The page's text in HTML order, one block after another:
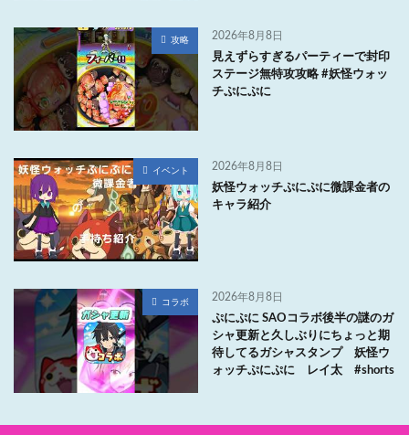
攻略 2026年8月8日
見えずらすぎるパーティーで封印
ステージ無特攻攻略 #妖怪ウォッ
チぷにぷに
イベント 2026年8月8日
妖怪ウォッチぷにぷに微課金者の
キャラ紹介
コラボ 2026年8月8日
ぷにぷに SAOコラボ後半の謎のガ
シャ更新と久しぶりにちょっと期
待してるガシャスタンプ 妖怪ウ
ォッチぷにぷに レイ太 #shorts